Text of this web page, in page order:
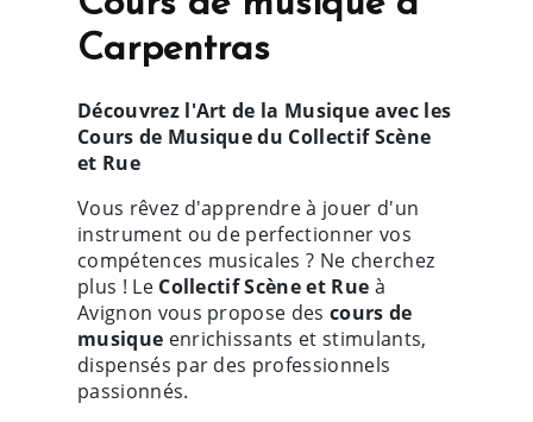
Carpentras
Découvrez l'Art de la Musique avec les
Cours de Musique du Collectif Scène
et Rue
Vous rêvez d'apprendre à jouer d'un
instrument ou de perfectionner vos
compétences musicales ? Ne cherchez
plus ! Le Collectif Scène et Rue à
Avignon vous propose descours de
musique enrichissants et stimulants,
dispensés par des professionnels
passionnés.